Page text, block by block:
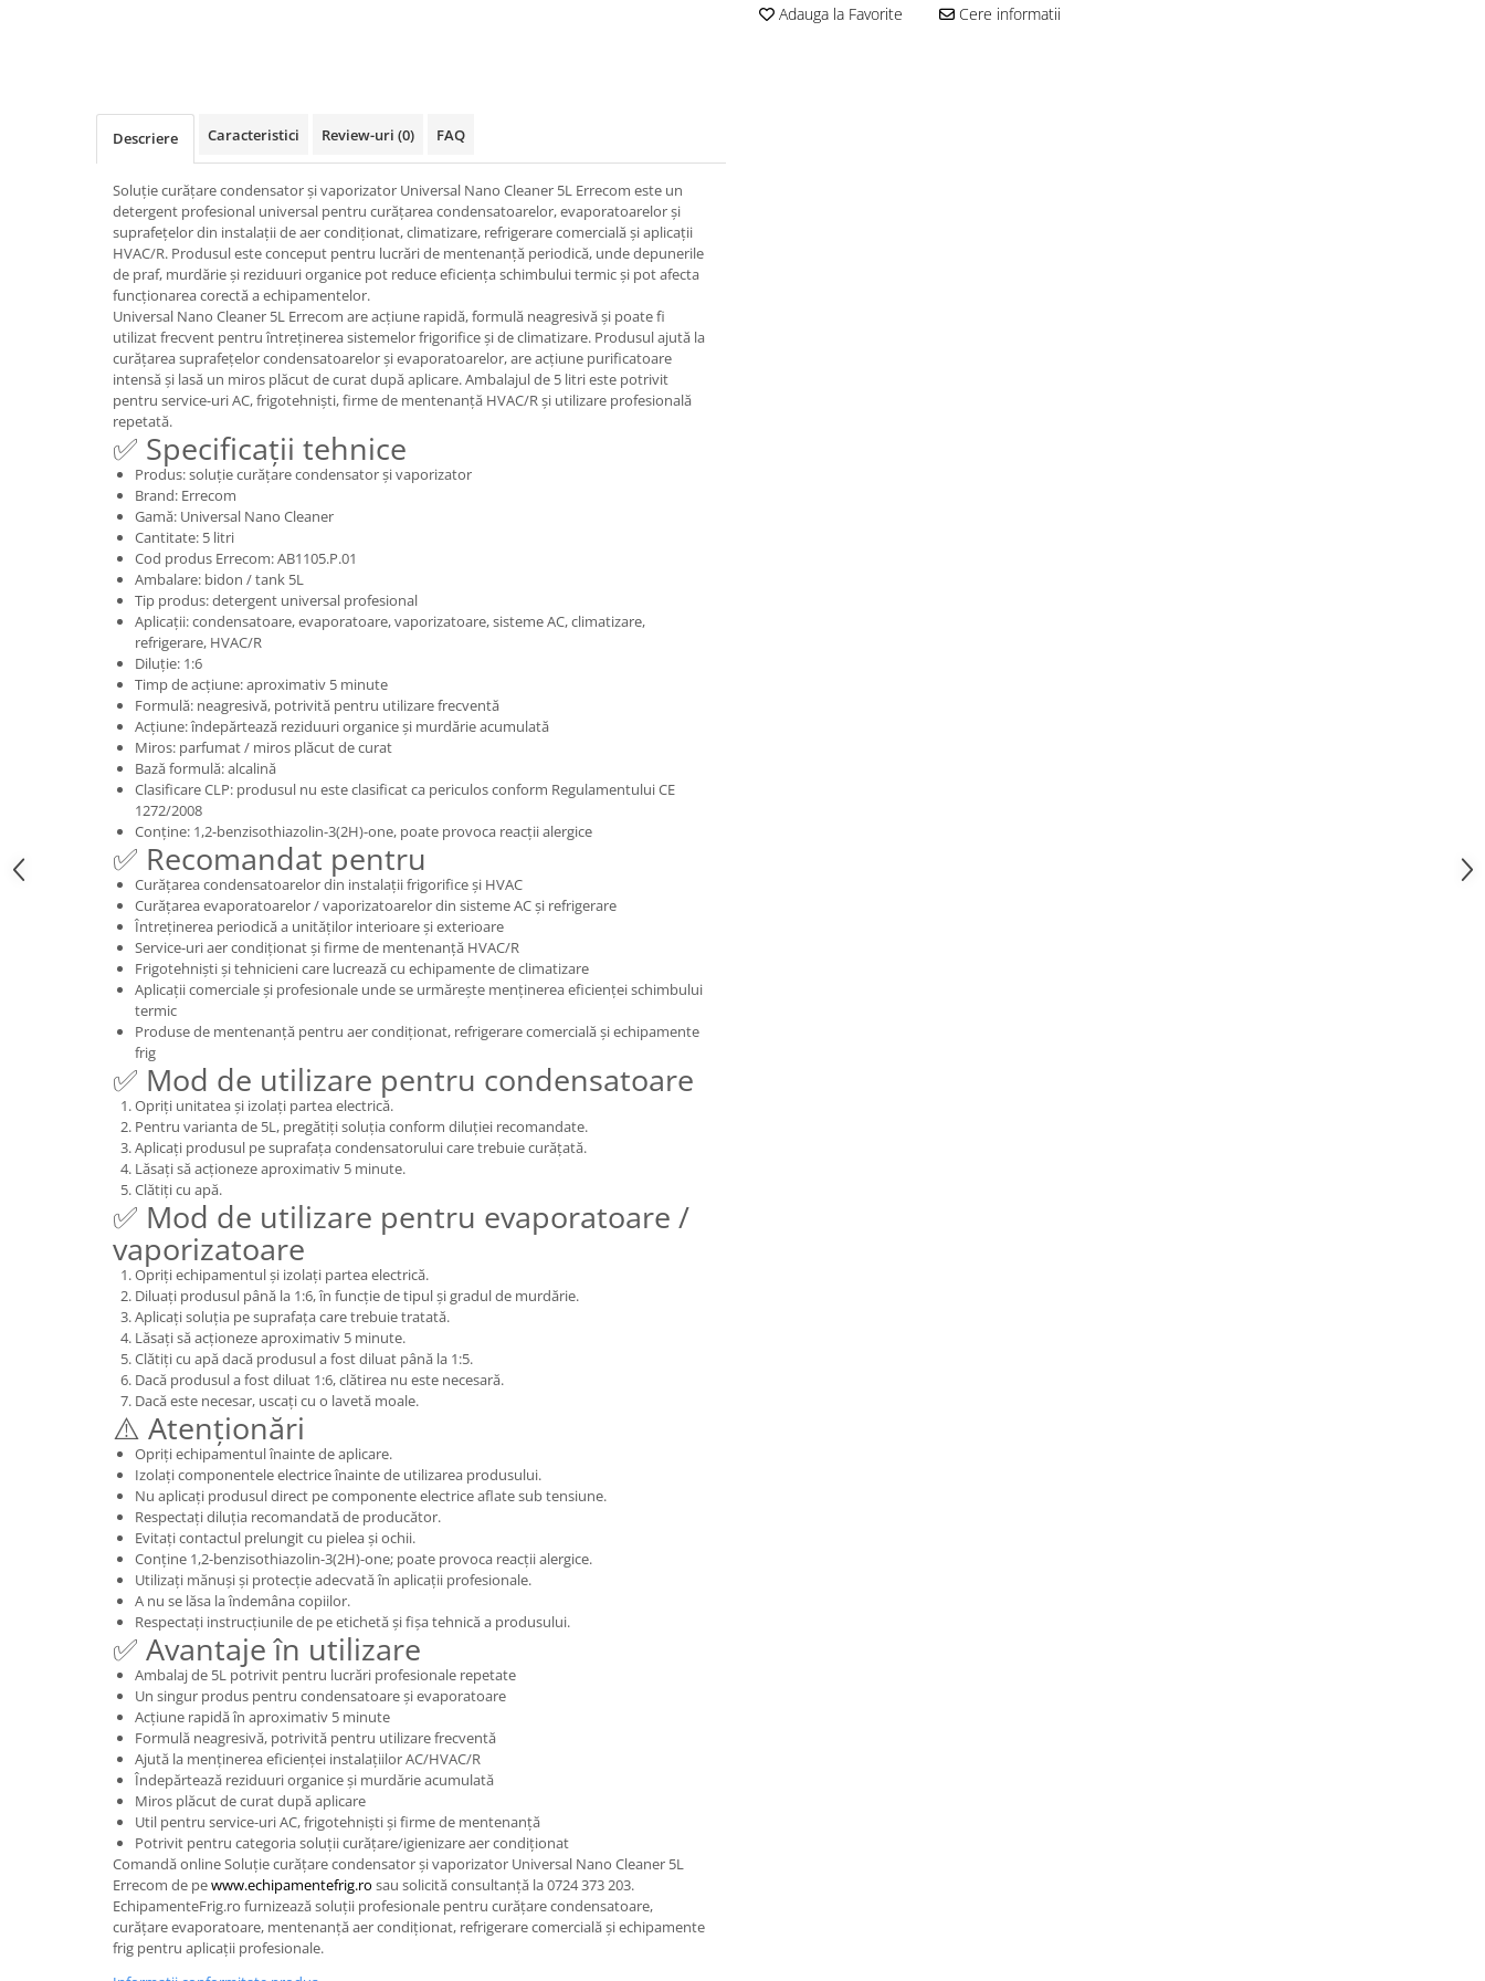
Adauga la Favorite Cere informatii
Descriere Caracteristici Review-uri (0) FAQ
Soluție curățare condensator și vaporizator Universal Nano Cleaner 5L Errecom este un
detergent profesional universal pentru curățarea condensatoarelor, evaporatoarelor și
suprafețelor din instalații de aer condiționat, climatizare, refrigerare comercială și aplicații
HVAC/R. Produsul este conceput pentru lucrări de mentenanță periodică, unde depunerile
de praf, murdărie și reziduuri organice pot reduce eficiența schimbului termic și pot afecta
funcționarea corectă a echipamentelor.
Universal Nano Cleaner 5L Errecom are acțiune rapidă, formulă neagresivă și poate fi
utilizat frecvent pentru întreținerea sistemelor frigorifice și de climatizare. Produsul ajută la
curățarea suprafețelor condensatoarelor și evaporatoarelor, are acțiune purificatoare
intensă și lasă un miros plăcut de curat după aplicare. Ambalajul de 5 litri este potrivit
pentru service-uri AC, frigotehniști, firme de mentenanță HVAC/R și utilizare profesională
repetată.
✅ Specificații tehnice
Produs: soluție curățare condensator și vaporizator
Brand: Errecom
Gamă: Universal Nano Cleaner
Cantitate: 5 litri
Cod produs Errecom: AB1105.P.01
Ambalare: bidon / tank 5L
Tip produs: detergent universal profesional
Aplicații: condensatoare, evaporatoare, vaporizatoare, sisteme AC, climatizare,
refrigerare, HVAC/R
Diluție: 1:6
Timp de acțiune: aproximativ 5 minute
Formulă: neagresivă, potrivită pentru utilizare frecventă
Acțiune: îndepărtează reziduuri organice și murdărie acumulată
Miros: parfumat / miros plăcut de curat
Bază formulă: alcalină
Clasificare CLP: produsul nu este clasificat ca periculos conform Regulamentului CE
1272/2008
Conține: 1,2-benzisothiazolin-3(2H)-one, poate provoca reacții alergice
✅ Recomandat pentru
Curățarea condensatoarelor din instalații frigorifice și HVAC
Curățarea evaporatoarelor / vaporizatoarelor din sisteme AC și refrigerare
Întreținerea periodică a unităților interioare și exterioare
Service-uri aer condiționat și firme de mentenanță HVAC/R
Frigotehniști și tehnicieni care lucrează cu echipamente de climatizare
Aplicații comerciale și profesionale unde se urmărește menținerea eficienței schimbului
termic
Produse de mentenanță pentru aer condiționat, refrigerare comercială și echipamente
frig
✅ Mod de utilizare pentru condensatoare
Opriți unitatea și izolați partea electrică.
Pentru varianta de 5L, pregătiți soluția conform diluției recomandate.
Aplicați produsul pe suprafața condensatorului care trebuie curățată.
Lăsați să acționeze aproximativ 5 minute.
Clătiți cu apă.
✅ Mod de utilizare pentru evaporatoare /
vaporizatoare
Opriți echipamentul și izolați partea electrică.
Diluați produsul până la 1:6, în funcție de tipul și gradul de murdărie.
Aplicați soluția pe suprafața care trebuie tratată.
Lăsați să acționeze aproximativ 5 minute.
Clătiți cu apă dacă produsul a fost diluat până la 1:5.
Dacă produsul a fost diluat 1:6, clătirea nu este necesară.
Dacă este necesar, uscați cu o lavetă moale.
⚠️ Atenționări
Opriți echipamentul înainte de aplicare.
Izolați componentele electrice înainte de utilizarea produsului.
Nu aplicați produsul direct pe componente electrice aflate sub tensiune.
Respectați diluția recomandată de producător.
Evitați contactul prelungit cu pielea și ochii.
Conține 1,2-benzisothiazolin-3(2H)-one; poate provoca reacții alergice.
Utilizați mănuși și protecție adecvată în aplicații profesionale.
A nu se lăsa la îndemâna copiilor.
Respectați instrucțiunile de pe etichetă și fișa tehnică a produsului.
✅ Avantaje în utilizare
Ambalaj de 5L potrivit pentru lucrări profesionale repetate
Un singur produs pentru condensatoare și evaporatoare
Acțiune rapidă în aproximativ 5 minute
Formulă neagresivă, potrivită pentru utilizare frecventă
Ajută la menținerea eficienței instalațiilor AC/HVAC/R
Îndepărtează reziduuri organice și murdărie acumulată
Miros plăcut de curat după aplicare
Util pentru service-uri AC, frigotehniști și firme de mentenanță
Potrivit pentru categoria soluții curățare/igienizare aer condiționat
Comandă online Soluție curățare condensator și vaporizator Universal Nano Cleaner 5L
Errecom de pewww.echipamentefrig.ro sau solicită consultanță la 0724 373 203.
EchipamenteFrig.ro furnizează soluții profesionale pentru curățare condensatoare,
curățare evaporatoare, mentenanță aer condiționat, refrigerare comercială și echipamente
frig pentru aplicații profesionale.